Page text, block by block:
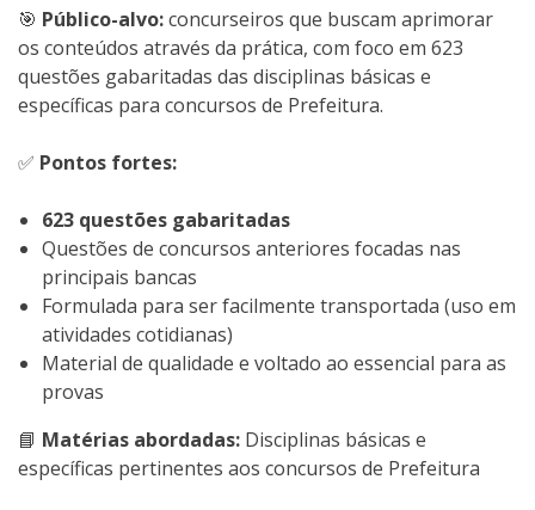
🎯 Público-alvo:concurseiros que buscam aprimorar
os conteúdos através da prática, com foco em 623
questões gabaritadas das disciplinas básicas e
específicas para concursos de Prefeitura.
✅ Pontos fortes:
623 questões gabaritadas
Questões de concursos anteriores focadas nas
principais bancas
Formulada para ser facilmente transportada (uso em
atividades cotidianas)
Material de qualidade e voltado ao essencial para as
provas
📘 Matérias abordadas: Disciplinas básicas e
específicas pertinentes aos concursos de Prefeitura